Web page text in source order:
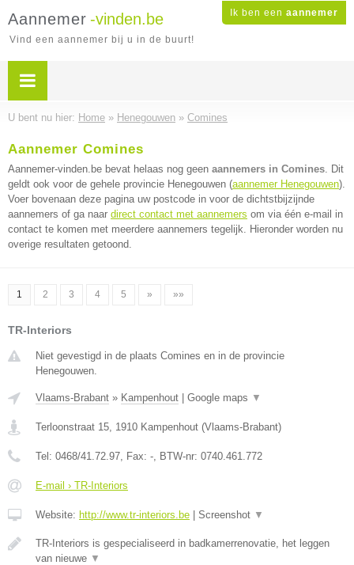
Ik ben een aannemer
Aannemer -vinden.be
Vind een aannemer bij u in de buurt!
U bent nu hier: Home » Henegouwen » Comines
Aannemer Comines
Aannemer-vinden.be bevat helaas nog geen aannemers in Comines. Dit
geldt ook voor de gehele provincie Henegouwen (aannemer Henegouwen).
Voer bovenaan deze pagina uw postcode in voor de dichtstbijzijnde
aannemers of ga naar direct contact met aannemers om via één e-mail in
contact te komen met meerdere aannemers tegelijk. Hieronder worden nu
overige resultaten getoond.
1 2 3 4 5 » »»
TR-Interiors
Niet gevestigd in de plaats Comines en in de provincie
Henegouwen.
Vlaams-Brabant » Kampenhout Google maps ▼
Terloonstraat 15, 1910 Kampenhout (Vlaams-Brabant)
Tel: 0468/41.72.97, Fax: -, BTW-nr: 0740.461.772
E-mail › TR-Interiors
Website: http://www.tr-interiors.be Screenshot ▼
TR-Interiors is gespecialiseerd in badkamerrenovatie, het leggen
van nieuwe ▼